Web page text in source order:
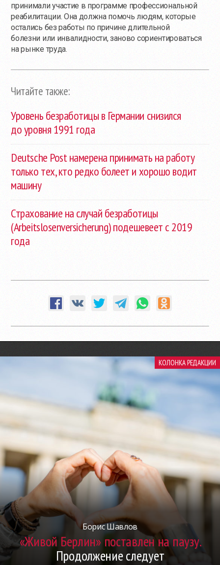
принимали участие в программе профессиональной
реабилитации. Она должна помочь людям, которые
остались без работы по причине длительной
болезни или инвалидности, заново сориентироваться
на рынке труда.
Читайте также:
Уровень безработицы в Германии снизился
до уровня 1991 года
Deutsche Post намерена принимать на работу
только тех, кто редко болеет и хорошо водит
машину
Страхование на случай безработицы
(Arbeitslosenversicherung) подешевеет с 2019
года
КОЛОНКА РЕДАКЦИИ
Борис Шавлов
«Живой Берлин» поставлен на паузу.
Продолжение следует